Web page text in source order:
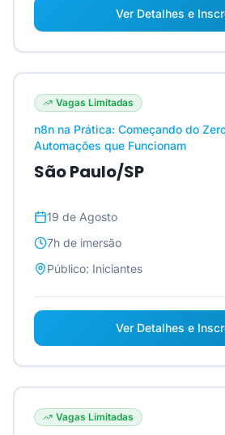
Ver Detalhes e
Vagas Limitadas
n8n na Prática: Começando do
Automações que Funcionam
São Paulo/SP
19 de Agosto
7h de imersão
Público: Iniciantes
Ver Detalhes e
Vagas Limitadas